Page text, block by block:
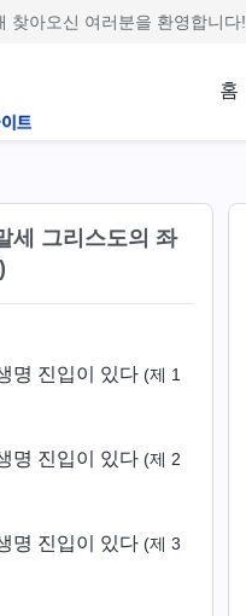
찾아오신 여러분을 환영합니다!
홈
그리스도의 좌
어떻게 분별해야 하
어떻게 분별해야 하
명 진입이 있다 (제 1
명 진입이 있다 (제 2
명 진입이 있다 (제 3